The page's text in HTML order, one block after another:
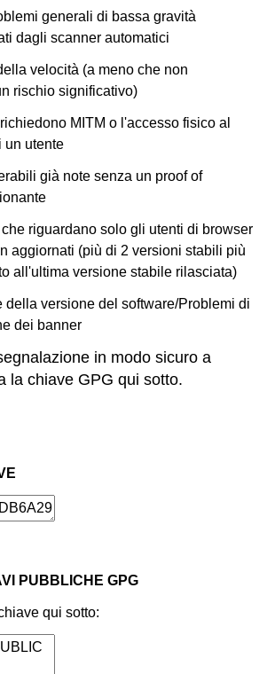
generali di bassa gravità
dagli scanner automatici
velocità (a meno che non
rischio significativo)
MITM o l'accesso fisico al
un utente
già note senza un proof of
riguardano solo gli utenti di browser
aggiornati (più di 2 versioni stabili più
all'ultima versione stabile rilasciata)
della versione del software/Problemi di
dei banner
in modo sicuro a
la chiave GPG qui sotto.
PUBBLICHE GPG
qui sotto: